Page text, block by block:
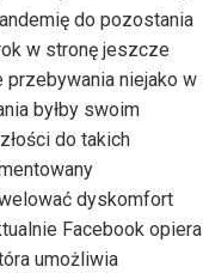
do pozostania
w stronę jeszcze
niejako w
byłby swoim
do takich
dyskomfort
Facebook opiera
umożliwia